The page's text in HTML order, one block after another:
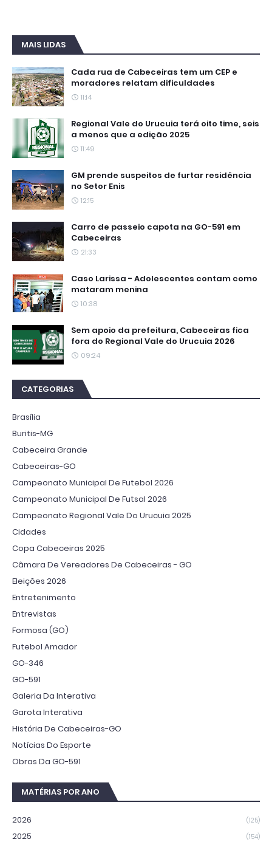
MAIS LIDAS
Cada rua de Cabeceiras tem um CEP e
moradores relatam dificuldades
11:14
Regional Vale do Urucuia terá oito time, seis
a menos que a edição 2025
11:49
GM prende suspeitos de furtar residência
no Setor Enis
12:15
Carro de passeio capota na GO-591 em
Cabeceiras
21:33
Caso Larissa - Adolescentes contam como
mataram menina
10:38
Sem apoio da prefeitura, Cabeceiras fica
fora do Regional Vale do Urucuia 2026
09:24
CATEGORIAS
Brasília
Buritis-MG
Cabeceira Grande
Cabeceiras-GO
Campeonato Municipal De Futebol 2026
Campeonato Municipal De Futsal 2026
Campeonato Regional Vale Do Urucuia 2025
Cidades
Copa Cabeceiras 2025
Câmara De Vereadores De Cabeceiras - GO
Eleições 2026
Entretenimento
Entrevistas
Formosa (GO)
Futebol Amador
GO-346
GO-591
Galeria Da Interativa
Garota Interativa
História De Cabeceiras-GO
Notícias Do Esporte
Obras Da GO-591
MATÉRIAS POR ANO
2026 (125)
2025 (154)